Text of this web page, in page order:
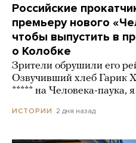
Российские
премьеру нового
чтобы выпустить в
о Колобке
Зрители обрушили его
Озвучивший хлеб Гарик
***** на Человека-паука,
ИСТОРИИ 2 дня назад